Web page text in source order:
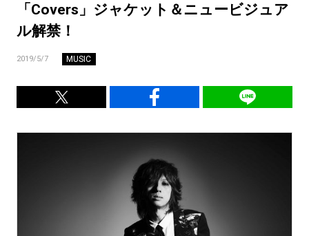
「Covers」ジャケット＆ニュービジュア
ル解禁！
2019/5/7 MUSIC